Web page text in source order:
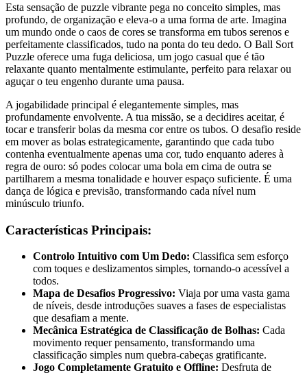
Esta sensação de puzzle vibrante pega no conceito simples, mas
profundo, de organização e eleva-o a uma forma de arte. Imagina
um mundo onde o caos de cores se transforma em tubos serenos e
perfeitamente classificados, tudo na ponta do teu dedo. O Ball Sort
Puzzle oferece uma fuga deliciosa, um jogo casual que é tão
relaxante quanto mentalmente estimulante, perfeito para relaxar ou
aguçar o teu engenho durante uma pausa.
A jogabilidade principal é elegantemente simples, mas
profundamente envolvente. A tua missão, se a decidires aceitar, é
tocar e transferir bolas da mesma cor entre os tubos. O desafio reside
em mover as bolas estrategicamente, garantindo que cada tubo
contenha eventualmente apenas uma cor, tudo enquanto aderes à
regra de ouro: só podes colocar uma bola em cima de outra se
partilharem a mesma tonalidade e houver espaço suficiente. É uma
dança de lógica e previsão, transformando cada nível num
minúsculo triunfo.
Características Principais:
Controlo Intuitivo com Um Dedo: Classifica sem esforço
com toques e deslizamentos simples, tornando-o acessível a
todos.
Mapa de Desafios Progressivo: Viaja por uma vasta gama
de níveis, desde introduções suaves a fases de especialistas
que desafiam a mente.
Mecânica Estratégica de Classificação de Bolhas: Cada
movimento requer pensamento, transformando uma
classificação simples num quebra-cabeças gratificante.
Jogo Completamente Gratuito e Offline: Desfruta de